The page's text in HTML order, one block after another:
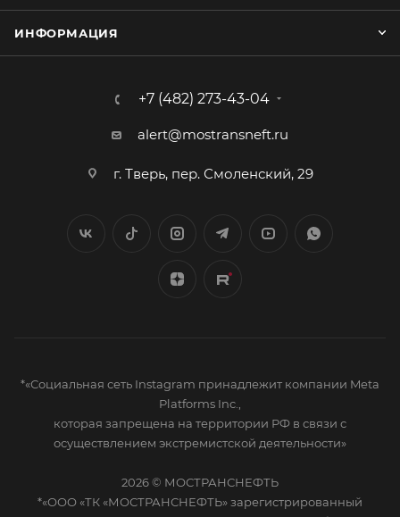
ИНФОРМАЦИЯ
+7 (482) 273-43-04
alert@mostransneft.ru
г. Тверь, пер. Смоленский, 29
*«Социальная сеть Instagram принадлежит компании Meta
Platforms Inc.,
которая запрещена на территории РФ в связи с
осуществлением экстремистской деятельности»
2026 © МОСТРАНСНЕФТЬ
*«ООО «ТК «МОСТРАНСНЕФТЬ» зарегистрированный